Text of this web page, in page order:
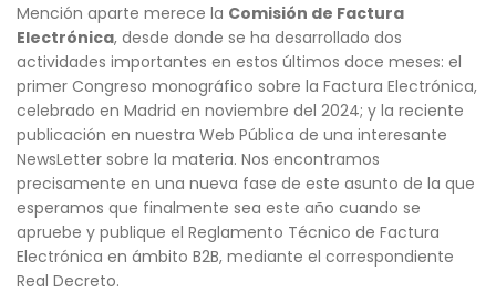
Mención aparte merece la Comisión de Factura
Electrónica, desde donde se ha desarrollado dos
actividades importantes en estos últimos doce meses: el
primer Congreso monográfico sobre la Factura Electrónica,
celebrado en Madrid en noviembre del 2024; y la reciente
publicación en nuestra Web Pública de una interesante
NewsLetter sobre la materia. Nos encontramos
precisamente en una nueva fase de este asunto de la que
esperamos que finalmente sea este año cuando se
apruebe y publique el Reglamento Técnico de Factura
Electrónica en ámbito B2B, mediante el correspondiente
Real Decreto.